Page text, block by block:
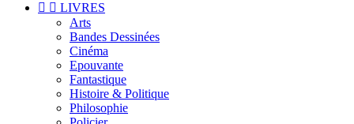
  LIVRES
Arts
Bandes Dessinées
Cinéma
Epouvante
Fantastique
Histoire & Politique
Philosophie